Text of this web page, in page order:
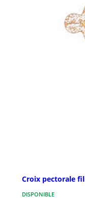
Croix pectorale
DISPONIBLE